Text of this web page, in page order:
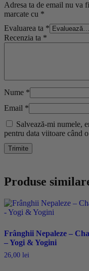
Adresa ta de email nu va
marcate cu *
Evaluarea ta *
Recenzia ta *
Nume *
Email *
Salvează-mi numele,
pentru data viitoare când
Produse
Frânghii Nepaleze –
– Yogi & Yogini
26,00 lei